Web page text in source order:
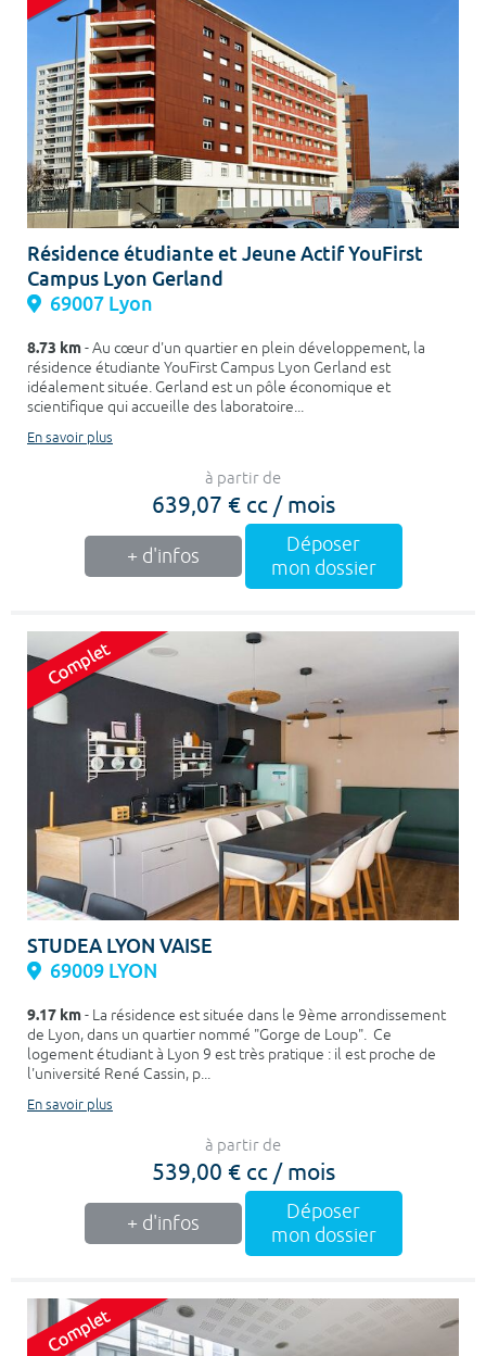
Résidence étudiante et Jeune Actif YouFirst
Campus Lyon Gerland
69007 Lyon
8.73 km- Au cœur d'un quartier en plein développement, la
résidence étudiante YouFirst Campus Lyon Gerland est
idéalement située. Gerland est un pôle économique et
scientifique qui accueille des laboratoire...
En savoir plus
à partir de
639,07 € cc / mois
+ d'infos
Déposer
mon dossier
STUDEA LYON VAISE
69009 LYON
9.17 km- La résidence est située dans le 9ème arrondissement
de Lyon, dans un quartier nommé "Gorge de Loup". Ce
logement étudiant à Lyon 9 est très pratique : il est proche de
l'université René Cassin, p...
En savoir plus
à partir de
539,00 € cc / mois
+ d'infos
Déposer
mon dossier